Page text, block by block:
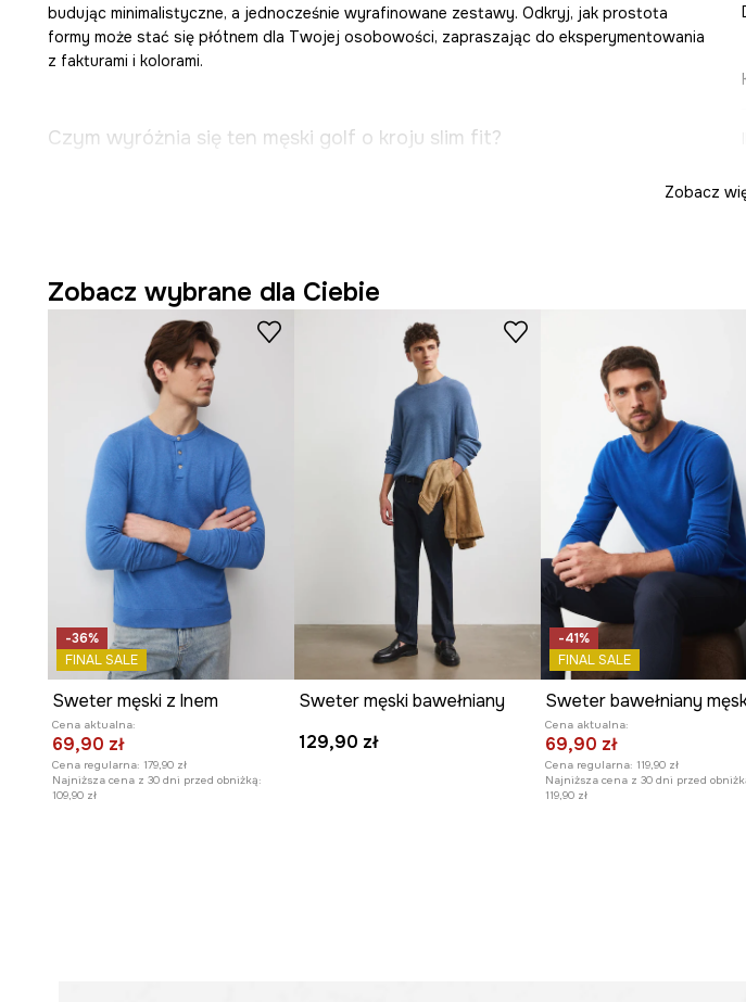
budując minimalistyczne, a jednocześnie wyrafinowane zestawy. Odkryj, jak prostota
formy może stać się płótnem dla Twojej osobowości, zapraszając do eksperymentowania
z fakturami i kolorami.
Czym wyróżnia się ten męski golf o kroju slim fit?
Krój , subtelnie modelujący sylwetkę i podkreślający jej atuty.
Wykonany zdzianiny
, która jest miękka i komfortowa w codziennym
użytkowaniu.
Dzianina o cienkiej grubości
, idealna do noszenia pod marynarkę lub
sweter.
Wysoki dekolt typu golf , który dodaje elegancji i chroni przed chłodem.
Melanżowy wzór, który pozwala na swobodne łączenie z innymi elementami
garderoby.
Głęboki niebieski odcień , który dodaje stylizacji charakteru.
Konstrukcjaprzez głowę , ułatwiająca szybkie zakładanie i zdejmowanie.
Zobacz
Zobacz wybrane dla Ciebie
-36%
FINAL SALE
Sweter męski z lnem
Cena aktualna:
69,90 zł
Cena regularna: 179,90 zł
Najniższa cena z 30 dni przed obniżką:
109,90 zł
Sweter męski bawełniany
129,90 zł
-41%
FINAL SALE
Cena aktualna:
69,90 zł
Cena regularna: 119,90 zł
Najniższa cena z 30 dni przed
119,90 zł